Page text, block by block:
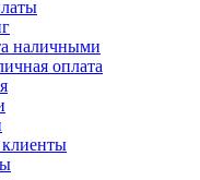
наличными
оплата